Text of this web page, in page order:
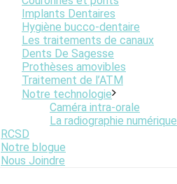
Implants Dentaires
Hygiène bucco-dentaire
Les traitements de canaux
Dents De Sagesse
Prothèses amovibles
Traitement de l’ATM
Notre technologie
Caméra intra-orale
La radiographie numérique
RCSD
Notre blogue
Nous Joindre